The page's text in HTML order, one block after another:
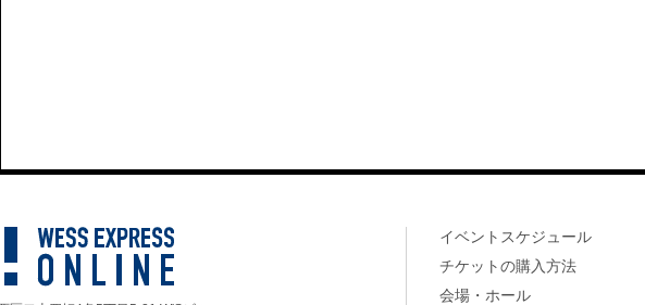
イベントスケジュール
チケットの購入方法
会場・ホール